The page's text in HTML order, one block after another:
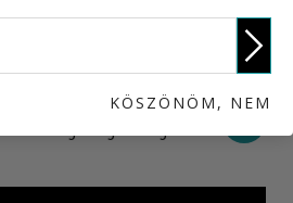
KÖVETKEZŐ
KÖSZÖNÖM, NEM